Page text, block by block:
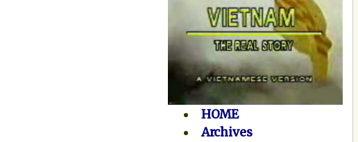
HOME
Archives